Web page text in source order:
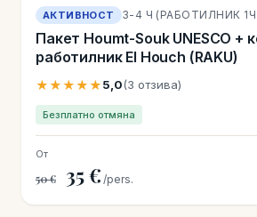
АКТИВНОСТ 3-4 Ч (РАБОТИЛНИК
Пакет Houmt-Souk UNESCO +
работилник El Houch (RAKU)
★★★★★5,0(3 отзива)
Безплатно отмяна
От
50 € 35 € /pers.